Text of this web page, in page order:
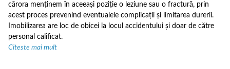
cărora menținem în aceeași poziție o leziune sau o fractură, prin
acest proces prevenind eventualele complicații și limitarea durerii.
Imobilizarea are loc de obicei la locul accidentului și doar de către
personal calificat.
Citeste mai mult